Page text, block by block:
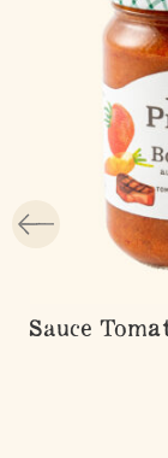
Sauce